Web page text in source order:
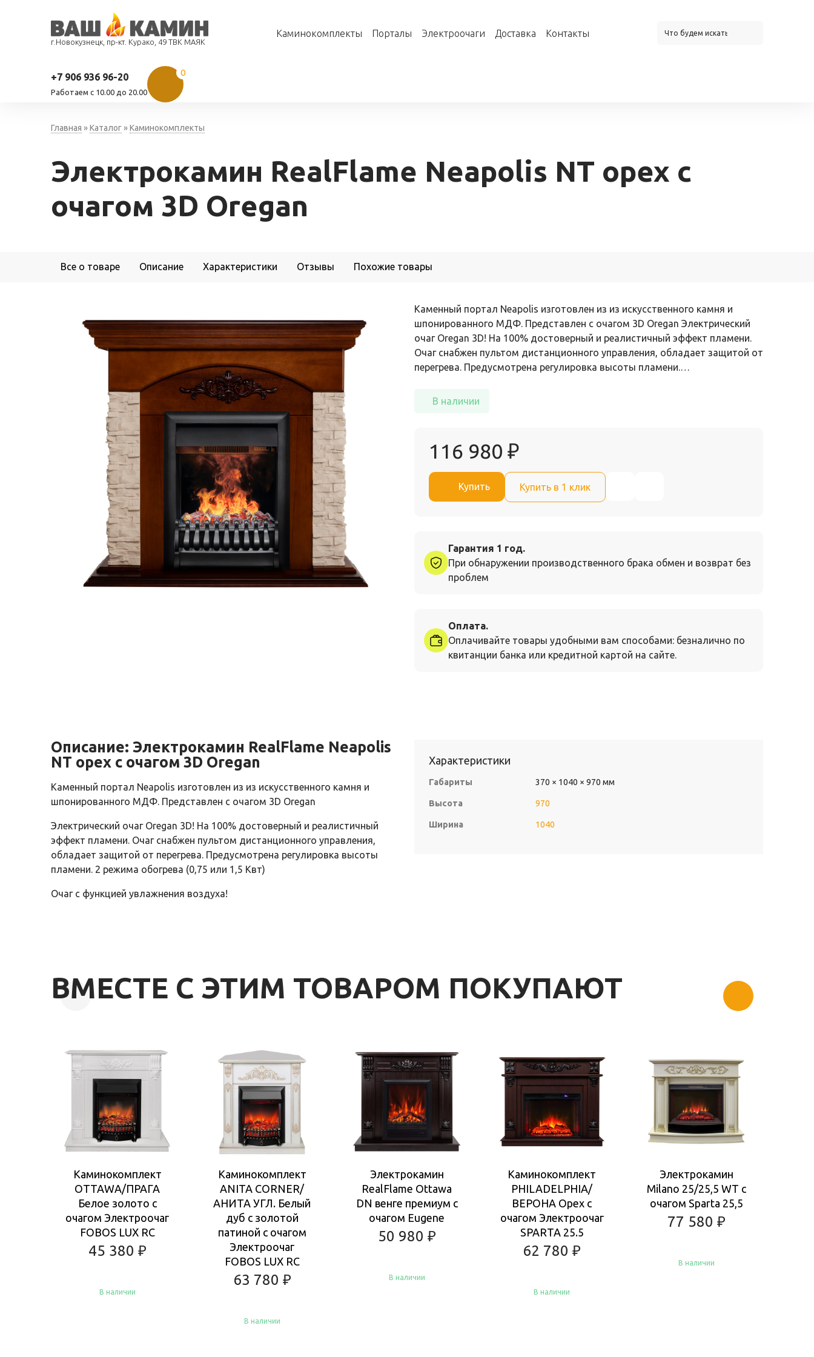
г.Новокузнецк, пр-кт. Курако, 49 ТВК МАЯК
Каминокомплекты Порталы Электроочаги Доставка Контакты
+7 906 936 96-20
Работаем c 10.00 до 20.00
0
Главная »Каталог»Каминокомплекты
Электрокамин RealFlame Neapolis NT орех с
очагом 3D Oregan
Все о товаре Описание Характеристики Отзывы Похожие товары
Каменный портал Neapolis изготовлен из из искусственного камня и
шпонированного МДФ. Представлен с очагом 3D Oregan Электрический
очаг Oregan 3D! На 100% достоверный и реалистичный эффект пламени.
Очаг снабжен пультом дистанционного управления, обладает защитой от
перегрева. Предусмотрена регулировка высоты пламени.…
В наличии
116 980 ₽
Купить Купить в 1 клик
Гарантия 1 год.
При обнаружении производственного брака обмен и возврат без
проблем
Оплата.
Оплачивайте товары удобными вам способами: безналично по
квитанции банка или кредитной картой на сайте.
Описание: Электрокамин RealFlame Neapolis
NT орех с очагом 3D Oregan
Каменный портал Neapolis изготовлен из из искусственного камня и
шпонированного МДФ. Представлен с очагом 3D Oregan
Электрический очаг Oregan 3D! На 100% достоверный и реалистичный
эффект пламени. Очаг снабжен пультом дистанционного управления,
обладает защитой от перегрева. Предусмотрена регулировка высоты
пламени. 2 режима обогрева (0,75 или 1,5 Квт)
Очаг с функцией увлажнения воздуха!
Характеристики
Габариты 370 × 1040 × 970 мм
Высота 970
Ширина 1040
ВМЕСТЕ С ЭТИМ ТОВАРОМ ПОКУПАЮТ
Каминокомплект
OTTAWA/ПРАГА
Белое золото с
очагом Электроочаг
FOBOS LUX RC
45 380 ₽
В наличии
Каминокомплект
ANITA CORNER/
АНИТА УГЛ. Белый
дуб с золотой
патиной с очагом
Электроочаг
FOBOS LUX RC
63 780 ₽
В наличии
Электрокамин
RealFlame Ottawa
DN венге премиум с
очагом Eugene
50 980 ₽
В наличии
Каминокомплект
PHILADELPHIA/
ВЕРОНА Орех с
очагом Электроочаг
SPARTA 25.5
62 780₽
В наличии
Электрокамин
Milano 25/25,5 WT с
очагом Sparta 25,5
77 580₽
В наличии